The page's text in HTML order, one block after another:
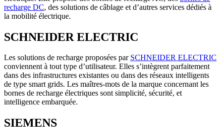
recharge DC, des solutions de câblage et d’autres services dédiés à
la mobilité électrique.
SCHNEIDER ELECTRIC
Les solutions de recharge proposées par SCHNEIDER ELECTRIC
conviennent à tout type d’utilisateur. Elles s’intègrent parfaitement
dans des infrastructures existantes ou dans des réseaux intelligents
de type smart grids. Les maîtres-mots de la marque concernant les
bornes de recharge électriques sont simplicité, sécurité, et
intelligence embarquée.
SIEMENS